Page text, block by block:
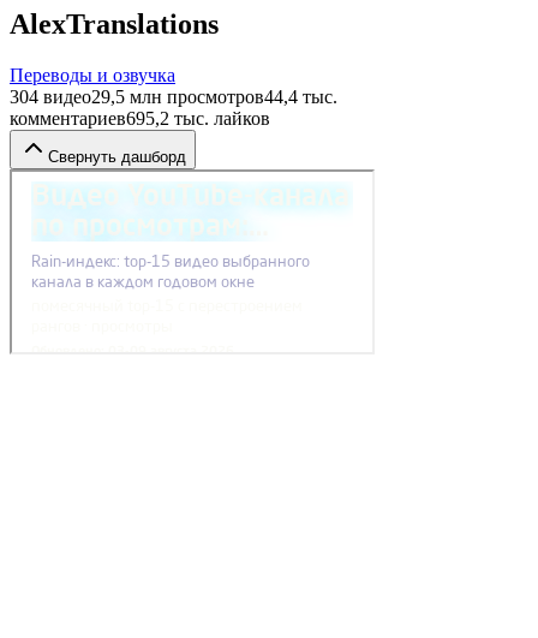
AlexTranslations
Переводы и озвучка
304 видео29,5 млн просмотров44,4 тыс.
комментариев695,2 тыс. лайков
Свернуть дашборд